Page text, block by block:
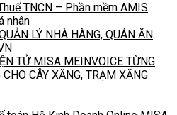
TNCN – Phần mềm AMIS
nhân
LÝ NHÀ HÀNG, QUÁN ĂN
TỬ MISA MEINVOICE TỪNG
CÂY XĂNG, TRẠM XĂNG